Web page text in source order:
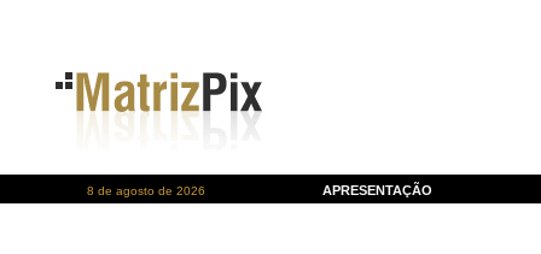
8 de agosto de 2026 APRESENTAÇÃO